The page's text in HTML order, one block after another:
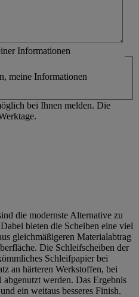
Informationen
meine Informationen
bei Ihnen melden. Die
die modernste Alternative zu
bieten die Scheiben eine viel
gleichmäßigeren Materialabtrag
Die Schleifscheiben der
Schleifpapier bei
an härteren Werkstoffen, bei
abgenutzt werden. Das Ergebnis
ein weitaus besseres Finish.